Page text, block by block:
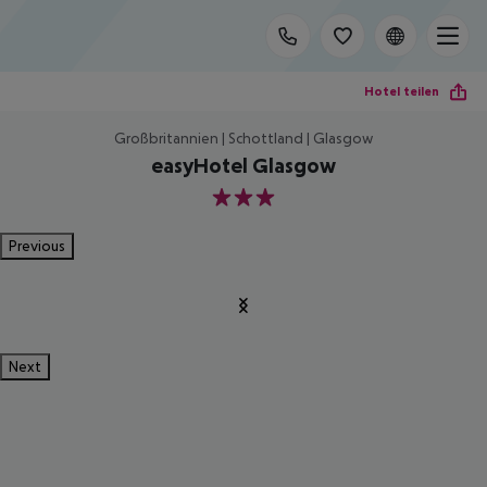
Hotel teilen
Großbritannien | Schottland | Glasgow
easyHotel Glasgow
3
Previous
Next